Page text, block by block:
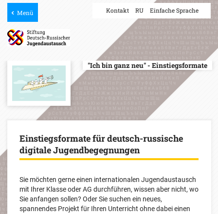
Menü Kontakt RU Einfache Sprache
"Ich bin ganz neu" - Einstiegsformate
Einstiegsformate für deutsch-russische
digitale Jugendbegegnungen
Sie möchten gerne einen internationalen Jugendaustausch
mit Ihrer Klasse oder AG durchführen, wissen aber nicht, wo
Sie anfangen sollen? Oder Sie suchen ein neues,
spannendes Projekt für Ihren Unterricht ohne dabei einen